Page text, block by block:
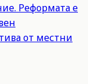
Реформата е
от местни